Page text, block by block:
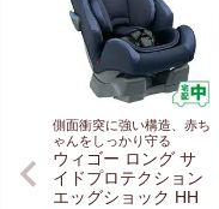
側面衝突に強い構造、赤ち
ゃんをしっかり守る
ウィゴー ロング サ
イドプロテクション
エッグショック HH